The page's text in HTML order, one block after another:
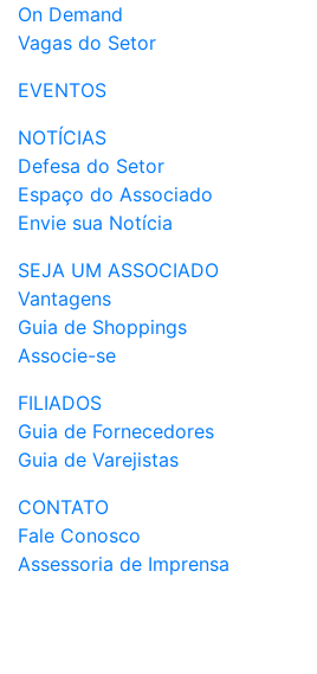
On Demand
Vagas do Setor
EVENTOS
NOTÍCIAS
Defesa do Setor
Espaço do Associado
Envie sua Notícia
SEJA UM ASSOCIADO
Vantagens
Guia de Shoppings
Associe-se
FILIADOS
Guia de Fornecedores
Guia de Varejistas
CONTATO
Fale Conosco
Assessoria de Imprensa